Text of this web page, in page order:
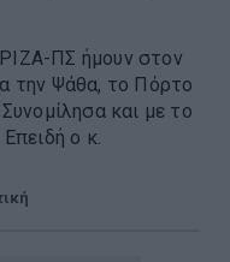
ΠΣ ήμουν στον
την Ψάθα, το Πόρτο
και με το
ο κ.